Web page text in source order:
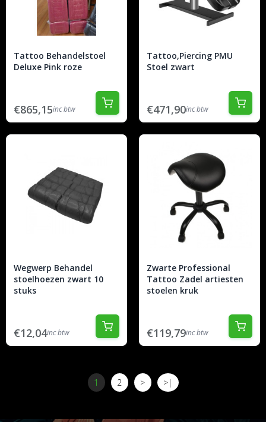
Tattoo Behandelstoel
Deluxe Pink roze
€865,15inc btw
Tattoo,Piercing PMU
Stoel zwart
€471,90inc btw
Wegwerp Behandel
stoelhoezen zwart 10
stuks
€12,04inc btw
Zwarte Professional
Tattoo Zadel artiesten
stoelen kruk
€119,79inc btw
1 2 > >|